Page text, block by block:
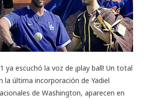
ya escuchó la voz de ¡play ball! Un total
la última incorporación de Yadiel
de Washington, aparecen en